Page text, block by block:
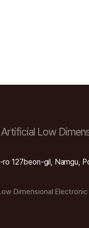
Low
127beon-gil, Namgu,
Dimensional